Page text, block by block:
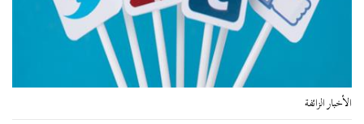
الأخبار الزائفة